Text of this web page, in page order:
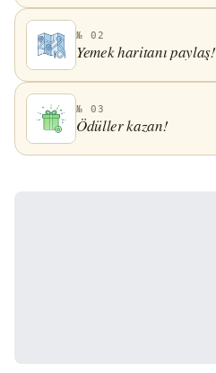
№ 02
Yemek haritanı paylaş!
№ 03
Ödüller kazan!